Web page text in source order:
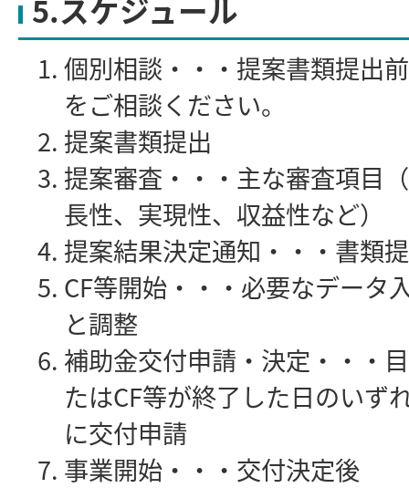
5.スケジュール
個別相談・・・提案書類提出
をご相談ください。
提案書類提出
提案審査・・・主な審査項目
長性、実現性、収益性など）
提案結果決定通知・・・書類
CF等開始・・・必要なデータ
と調整
補助金交付申請・決定・・・
たはCF等が終了した日のいず
に交付申請
事業開始・・・交付決定後